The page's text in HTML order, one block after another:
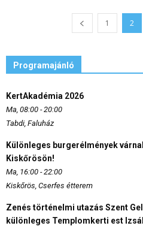
1 2
Programajánló
KertAkadémia 2026
Ma, 08:00 - 20:00
Tabdi, Faluház
Különleges burgerélmények
Kiskőrösön!
Ma, 16:00 - 22:00
Kiskőrös, Cserfes étterem
Zenés történelmi utazás Szent
különleges Templomkerti est